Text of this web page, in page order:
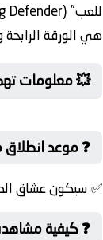
هي الورقة
💥 معلومات
❓ موعد انطلاق
✅ سيكون عشاق
❓ كيفية